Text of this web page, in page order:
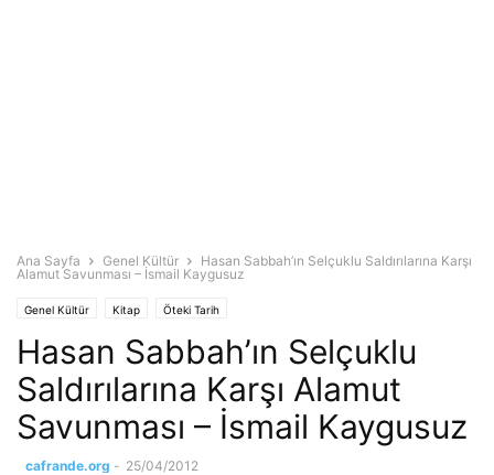
Ana Sayfa Genel Kültür
Hasan Sabbah’ın Selçuklu Saldırılarına Karşı
Alamut Savunması – İsmail Kaygusuz
Genel Kültür Kitap Öteki Tarih
Hasan Sabbah’ın Selçuklu
Saldırılarına Karşı Alamut
Savunması – İsmail Kaygusuz
cafrande.org - 25/04/2012